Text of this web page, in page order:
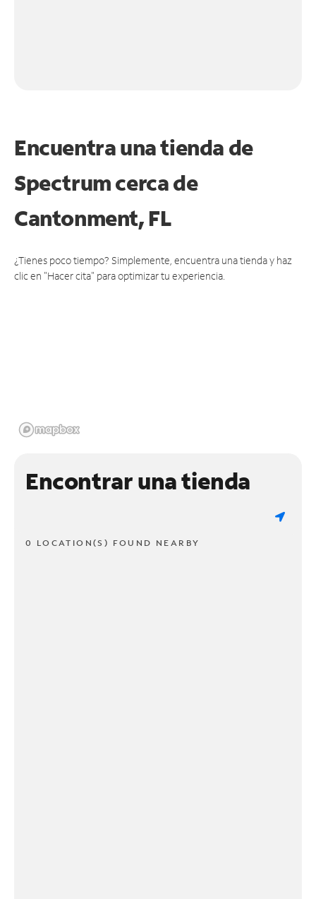
Encuentra una tienda de
Spectrumcerca de
Cantonment, FL
¿Tienes poco tiempo? Simplemente, encuentra una tienda y haz
clic en "Hacer cita" para optimizar tu experiencia.
Encontrar una tienda
0 LOCATION(S) FOUND NEARBY